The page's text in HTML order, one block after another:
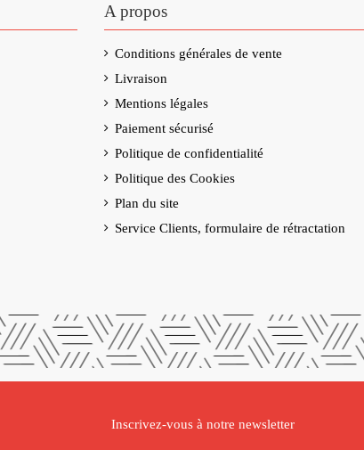
A propos
Conditions générales de vente
Livraison
Mentions légales
Paiement sécurisé
Politique de confidentialité
Politique des Cookies
Plan du site
Service Clients, formulaire de rétractation
Inscrivez-vous à notre newsletter